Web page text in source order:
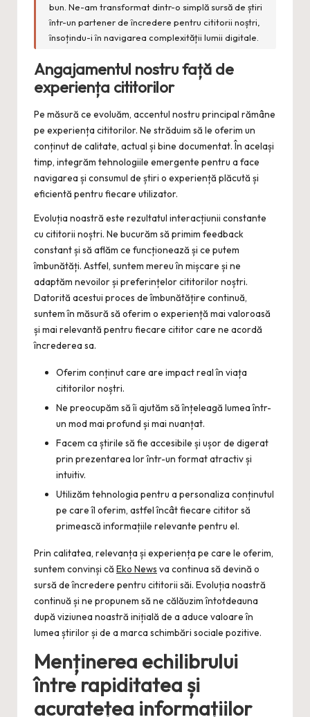
bun. Ne-am transformat dintr-o simplă sursă de știri
într-un partener de încredere pentru cititorii noștri,
însoțindu-i în navigarea complexității lumii digitale.
Angajamentul nostru față de
experiența cititorilor
Pe măsură ce evoluăm, accentul nostru principal rămâne
pe experiența cititorilor. Ne străduim să le oferim un
conținut de calitate, actual și bine documentat. În același
timp, integrăm tehnologiile emergente pentru a face
navigarea și consumul de știri o experiență plăcută și
eficientă pentru fiecare utilizator.
Evoluția noastră este rezultatul interacțiunii constante
cu cititorii noștri. Ne bucurăm să primim feedback
constant și să aflăm ce funcționează și ce putem
îmbunătăți. Astfel, suntem mereu în mișcare și ne
adaptăm nevoilor și preferințelor cititorilor noștri.
Datorită acestui proces de îmbunătățire continuă,
suntem în măsură să oferim o experiență mai valoroasă
și mai relevantă pentru fiecare cititor care ne acordă
încrederea sa.
Oferim conținut care are impact real în viața
cititorilor noștri.
Ne preocupăm să îi ajutăm să înțeleagă lumea într-
un mod mai profund și mai nuanțat.
Facem ca știrile să fie accesibile și ușor de digerat
prin prezentarea lor într-un format atractiv și
intuitiv.
Utilizăm tehnologia pentru a personaliza conținutul
pe care îl oferim, astfel încât fiecare cititor să
primească informațiile relevante pentru el.
Prin calitatea, relevanța și experiența pe care le oferim,
suntem convinși că Eko News va continua să devină o
sursă de încredere pentru cititorii săi. Evoluția noastră
continuă și ne propunem să ne călăuzim întotdeauna
după viziunea noastră inițială de a aduce valoare în
lumea știrilor și de a marca schimbări sociale pozitive.
Menținerea echilibrului
între rapiditatea și
acuratețea informațiilor